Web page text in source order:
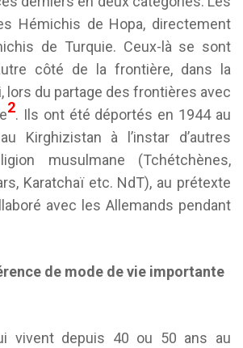
Hémichis de Hopa, directement
de Turquie. Ceux-là se sont
côté de la frontière, dans la
lors du partage des frontières avec
2. Ils ont été déportés en 1944 au
Kirghizistan à l’instar d’autres
musulmane (Tchétchènes,
Karatchaï etc. NdT), au prétexte
avec les Allemands pendant
de mode de vie importante
vivent depuis 40 ou 50 ans au